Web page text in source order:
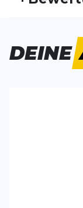
Geschlecht:
Bisher hat
SCHREIBE
DEINE